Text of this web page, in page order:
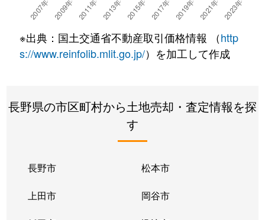
大字四賀
200万円 上諏訪
徒歩45分
大字四賀
350万円 上諏訪
徒歩45分
大字四賀
2,100万円 上諏訪
徒歩27分
1,600万円
大字四賀
茅野
大字四賀
茅野
※出典：国土交通省不動産取引価格情報 （http
s://www.reinfolib.mlit.go.jp/）を加工して作成
長野県の市区町村から土地売却・査定情報を探
す
長野市 松本市
上田市 岡谷市